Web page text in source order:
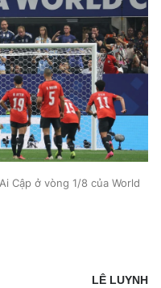
Cập ở vòng 1/8 của World
LÊ LUYNH